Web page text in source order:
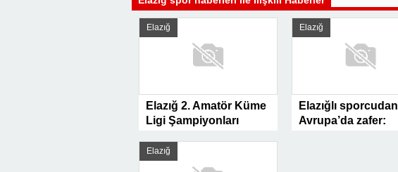
Elazığ
Elazığ 2. Amatör Küme
Ligi Şampiyonları
Elazığ
Elazığlı sporcudan
Avrupa’da zafer:
Elazığ